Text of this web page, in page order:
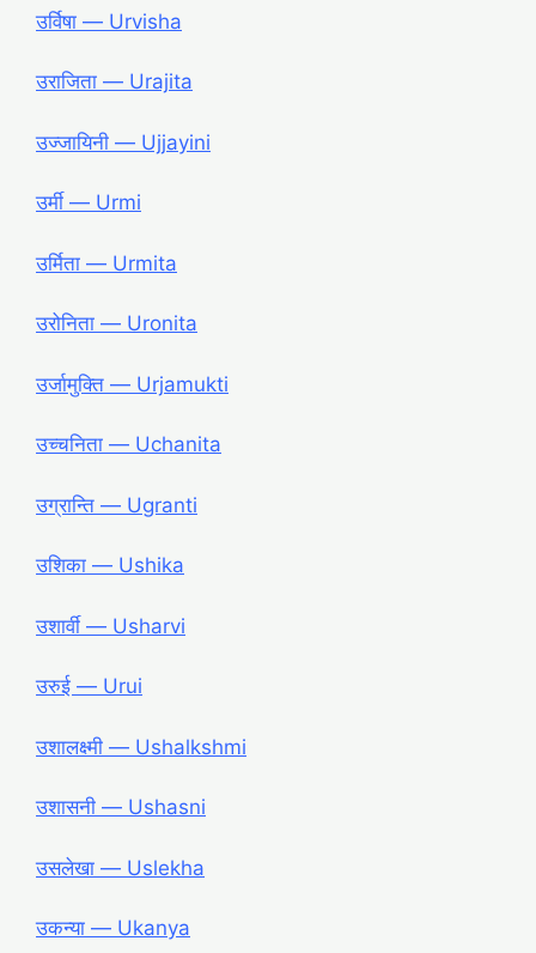
उर्विषा ― Urvisha
उराजिता ― Urajita
उज्जायिनी ― Ujjayini
उर्मी ― Urmi
उर्मिता ― Urmita
उरोनिता ― Uronita
उर्जामुक्ति ― Urjamukti
उच्चनिता ― Uchanita
उग्रान्ति ― Ugranti
उशिका ― Ushika
उशार्वी ― Usharvi
उरुई ― Urui
उशालक्ष्मी ― Ushalkshmi
उशासनी ― Ushasni
उसलेखा ― Uslekha
उकन्या ― Ukanya